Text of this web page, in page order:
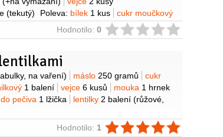
(tekutý) Poleva: bílek 1 kus
cukr moučkový
(pár kapek)Hodnotilo: 0
na vaření) máslo 250 gramů
cukr
1 balení vejce 6 kusů mouka 1 hrnek
pečiva 1 lžička lentilky 2 balení (růžové,
Hodnotilo: 1